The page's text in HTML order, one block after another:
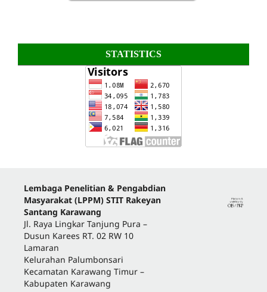
STATISTICS
Lembaga Penelitian & Pengabdian
Masyarakat (LPPM) STIT Rakeyan
Santang Karawang
Jl. Raya Lingkar Tanjung Pura –
Dusun Karees RT. 02 RW 10
Lamaran
Kelurahan Palumbonsari
Kecamatan Karawang Timur –
Kabupaten Karawang